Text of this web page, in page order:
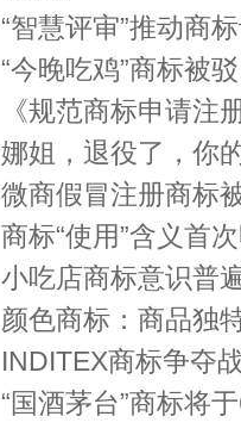
“智慧评审”推动商
“今晚吃鸡”商标被
《规范商标申请注
娜姐，退役了，你
微商假冒注册商标
商标“使用”含义首
小吃店商标意识普
颜色商标：商品独
INDITEX商标争夺
“国酒茅台”商标将